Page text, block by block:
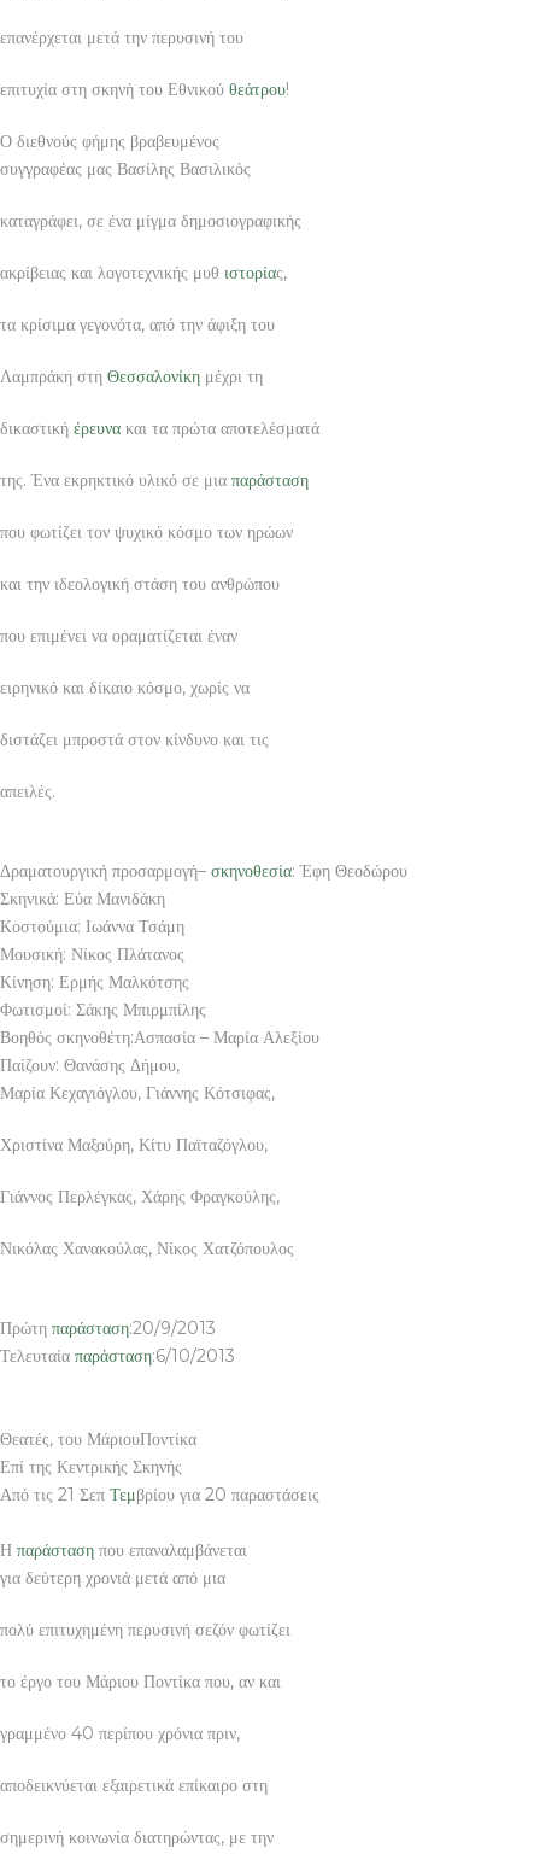
επανέρχεται μετά την περυσινή του
επιτυχία στη σκηνή του Εθνικού θεάτρου!
Ο διεθνούς φήμης βραβευμένος
συγγραφέας μας Βασίλης Βασιλικός
καταγράφει, σε ένα μίγμα δημοσιογραφικής
ακρίβειας και λογοτεχνικής μυθ ιστορίας,
τα κρίσιμα γεγονότα, από την άφιξη του
Λαμπράκη στη Θεσσαλονίκη μέχρι τη
δικαστική έρευνα και τα πρώτα αποτελέσματά
της. Ένα εκρηκτικό υλικό σε μια παράσταση
που φωτίζει τον ψυχικό κόσμο των ηρώων
και την ιδεολογική στάση του ανθρώπου
που επιμένει να οραματίζεται έναν
ειρηνικό και δίκαιο κόσμο, χωρίς να
διστάζει μπροστά στον κίνδυνο και τις
απειλές.
Δραματουργική προσαρμογή– σκηνοθεσία: Έφη Θεοδώρου
Σκηνικά: Εύα Μανιδάκη
Κοστούμια: Ιωάννα Τσάμη
Μουσική: Νίκος Πλάτανος
Κίνηση: Ερμής Μαλκότσης
Φωτισμοί: Σάκης Μπιρμπίλης
Βοηθός σκηνοθέτη:Ασπασία – Μαρία Αλεξίου
Παίζουν: Θανάσης Δήμου,
Μαρία Κεχαγιόγλου, Γιάννης Κότσιφας,
Χριστίνα Μαξούρη, Κίτυ Παϊταζόγλου,
Γιάννος Περλέγκας, Χάρης Φραγκούλης,
Νικόλας Χανακούλας, Νίκος Χατζόπουλος
Πρώτη παράσταση:20/9/2013
Τελευταία παράσταση:6/10/2013
Θεατές, του ΜάριουΠοντίκα
Επί της Κεντρικής Σκηνής
Από τις 21 Σεπ Τεμβρίου για 20 παραστάσεις
Η παράσταση που επαναλαμβάνεται
για δεύτερη χρονιά μετά από μια
πολύ επιτυχημένη περυσινή σεζόν φωτίζει
το έργο του Μάριου Ποντίκα που, αν και
γραμμένο 40 περίπου χρόνια πριν,
αποδεικνύεται εξαιρετικά επίκαιρο στη
σημερινή κοινωνία διατηρώντας, με την